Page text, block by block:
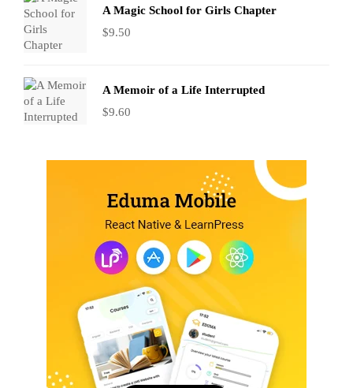
A Magic School for Girls Chapter
$9.50
A Memoir of a Life Interrupted
$9.60